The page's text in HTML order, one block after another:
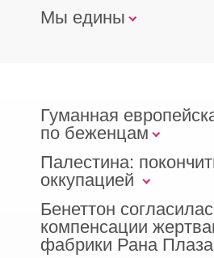
Мы едины
Гуманная
по беженцам
Палестина:
оккупацией
Бенеттон
компенсации
фабрики Рана Плаза